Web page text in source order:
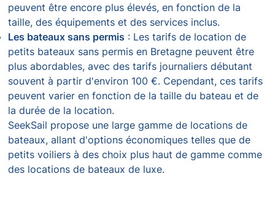
peuvent être encore plus élevés, en fonction de la
taille, des équipements et des services inclus.
Les bateaux sans permis : Les tarifs de location de
petits bateaux sans permis en Bretagne peuvent être
plus abordables, avec des tarifs journaliers débutant
souvent à partir d'environ 100 €. Cependant, ces tarifs
peuvent varier en fonction de la taille du bateau et de
la durée de la location.
SeekSail propose une large gamme de locations de
bateaux, allant d'options économiques telles que de
petits voiliers à des choix plus haut de gamme comme
des locations de bateaux de luxe.